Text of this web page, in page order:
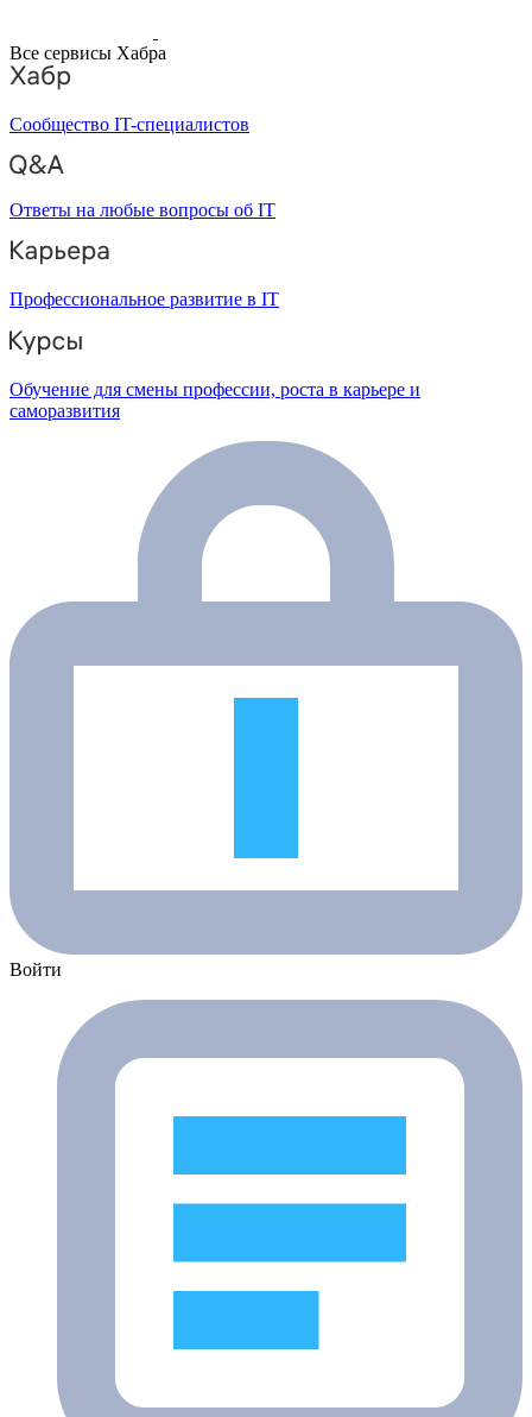
Все сервисы Хабра
Сообщество IT-специалистов
Ответы на любые вопросы об IT
Профессиональное развитие в IT
Обучение для смены профессии, роста в карьере и
саморазвития
Войти